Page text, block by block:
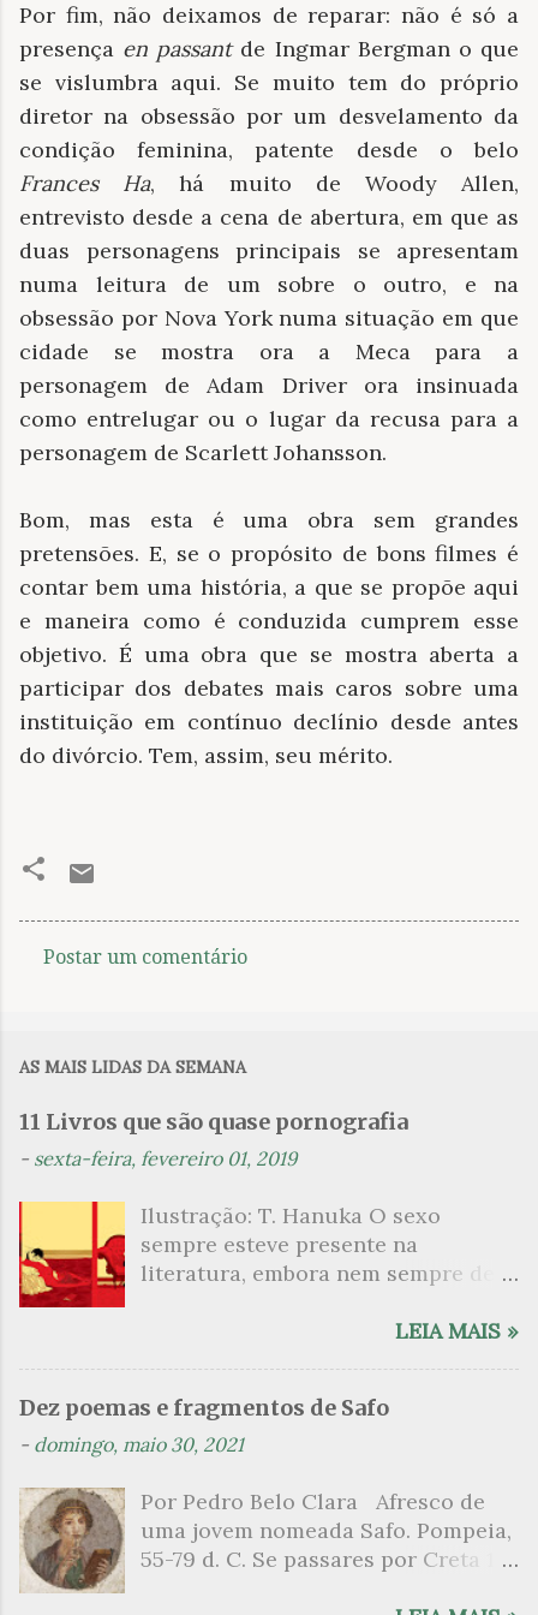
Por fim, não deixamos de reparar: não é só a
presença en passant de Ingmar Bergman o que
se vislumbra aqui. Se muito tem do próprio
diretor na obsessão por um desvelamento da
condição feminina, patente desde o belo
Frances Ha, há muito de Woody Allen,
entrevisto desde a cena de abertura, em que as
duas personagens principais se apresentam
numa leitura de um sobre o outro, e na
obsessão por Nova York numa situação em que
cidade se mostra ora a Meca para a
personagem de Adam Driver ora insinuada
como entrelugar ou o lugar da recusa para a
personagem de Scarlett Johansson.
Bom, mas esta é uma obra sem grandes
pretensões. E, se o propósito de bons filmes é
contar bem uma história, a que se propõe aqui
e maneira como é conduzida cumprem esse
objetivo. É uma obra que se mostra aberta a
participar dos debates mais caros sobre uma
instituição em contínuo declínio desde antes
do divórcio. Tem, assim, seu mérito.
n
t
i
o
Postar um comentário
AS MAIS LIDAS DA SEMANA
11 Livros que são quase pornografia
- sexta-feira, fevereiro 01, 2019
Ilustração: T. Hanuka O sexo
sempre esteve presente na
literatura, embora nem sempre de
que mergulharam em sua própria
psicanalítico e findaram por revelar
a partir dessa intimidade o lado
apresenta um conjunto de livros
nos quais os escritores se
desnudam, livros que dispensam o
LEIA MAIS »
Dez poemas e fragmentos de Safo
- domingo, maio 30, 2021
Por Pedro Belo Clara Afresco de
uma jovem nomeada Safo. Pompeia,
55-79 d. C. Se passares por Creta 1